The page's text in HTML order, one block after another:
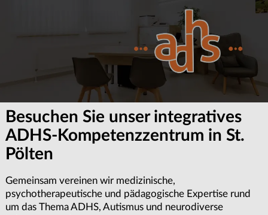
Besuchen Sie unser integratives
ADHS-Kompetenzzentrum in St.
Pölten
Gemeinsam vereinen wir medizinische,
psychotherapeutische und pädagogische Expertise rund
um das Thema ADHS, Autismus und neurodiverse